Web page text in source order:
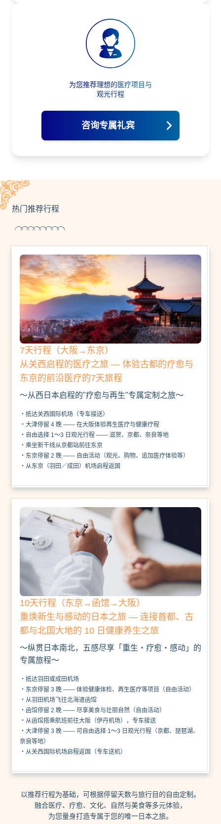
为您推荐理想的医疗项目与
观光行程
咨询专属礼宾
热门推荐行程
7天行程（大阪→东京）
从关西启程的医疗之旅 — 体验古都的疗愈与
东京的前沿医疗的7天旅程
～从西日本启程的"疗愈与再生"专属定制之旅～
・抵达关西国际机场（专车接送）
・大津停留 4 晚 —— 在大阪体验再生医疗与健康疗程
・自由选择 1～3 日观光行程 —— 滋贺、京都、奈良等地
・乘坐新干线从京都站前往东京
・东京停留 2 晚 —— 自由活动（观光、购物、追加医疗体验等）
・从东京（羽田／成田）机场启程返国
10天行程（东京→函馆→大阪）
重焕新生与感动的日本之旅 — 连接首都、古
都与北国大地的 10 日健康养生之旅
～纵贯日本南北，五感尽享「重生・疗愈・感动」的
专属旅程～
・抵达羽田或成田机场
・东京停留 3 晚 —— 体验健康体检、再生医疗等项目（自由活动）
・从羽田机场飞往北海道函馆
・函馆停留 2 晚 —— 尽享美食与壮丽自然（自由活动）
・从函馆搭乘航班前往大阪（伊丹机场），专车接送
・大津停留 3 晚 —— 可自由选择 1～3 日观光行程（京都、琵琶湖、
奈良等地）
・从关西国际机场启程返国（专车送机）
以推荐行程为基础，可根据停留天数与旅行目的自由定制。
融合医疗、疗愈、文化、自然与美食等多元体验，
为您量身打造专属于您的唯一日本之旅。